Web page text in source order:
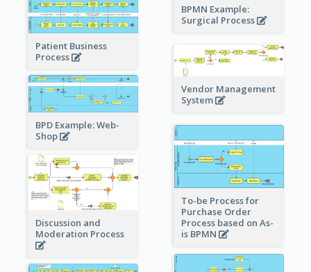
BPMN Example:
Surgical Process
Patient Business
Process
Vendor Management
System
BPD Example: Web-
Shop
To-be Process for
Purchase Order
Process based on As-
is BPMN
Discussion and
Moderation Process